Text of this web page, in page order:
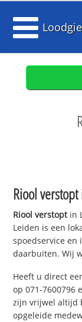
Riool verstopt
Riool verstoptin
Leiden is een
spoedservice en
daarbuiten. Wij
Heeft u direct
op 071-7600796
zijn vrijwel altijd
opgeleide